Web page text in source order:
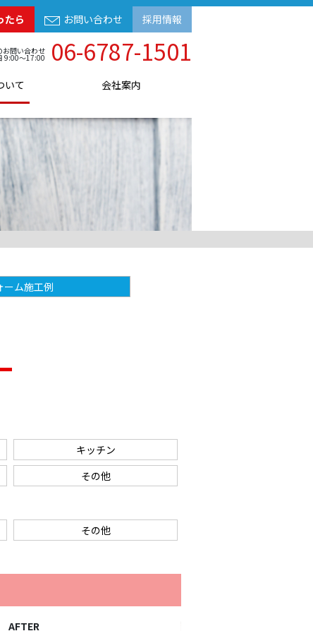
たら お問い合わせ 採用情報
お問い合わせ
9:00～17:00 06-6787-1501
いて 会社案内
ーム施工例
キッチン
その他
その他